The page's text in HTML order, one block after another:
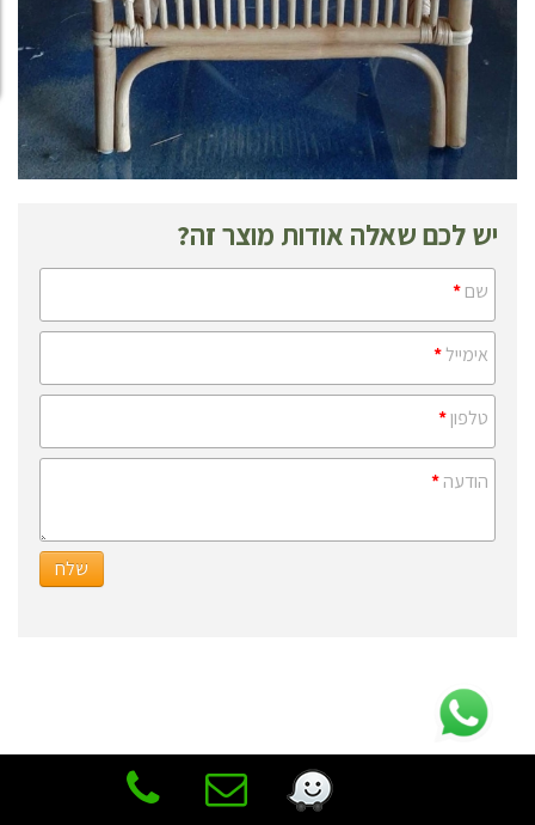
יש לכם שאלה אודות מוצר זה?
שם*
אימייל*
טלפון*
הודעה*
שלח